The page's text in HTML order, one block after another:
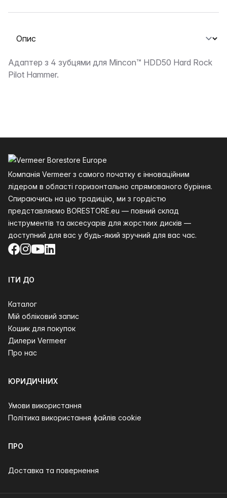
Виберіть вкладку
Опис
Адаптер з 4 зубцями для Mincon™ HDD50 Hard Rock
Pilot Hammer.
Компанія Vermeer з самого початку є інноваційним
лідером в області горизонтально спрямованого буріння.
Спираючись на цю традицію, ми з гордістю
представляємо BORESTORE.eu — повний склад
інструментів та аксесуарів для жорстких дисків —
доступний для вас у будь-який зручний для вас час.
Facebook
Instagram
YouTube
LinkedIn
ІТИ ДО
Каталог
Мій обліковий запис
Кошик для покупок
Дилери Vermeer
Про нас
ЮРИДИЧНИХ
Умови використання
Політика використання файлів cookie
ПРО
Доставка та повернення